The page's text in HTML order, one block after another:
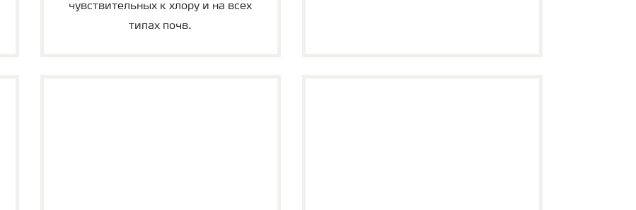
чувствительных к хлору и на всех
типах почв.